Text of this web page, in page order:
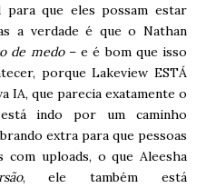
que eles possam estar
a verdade é que o Nathan
de medo– e é bom que isso
porque Lakeview ESTÁ
IA, que parecia exatamente o
indo por um caminho
extra para que pessoas
com uploads, o que Aleesha
, ele também está